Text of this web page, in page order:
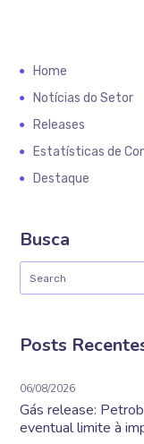
Home
Notícias do Setor
Releases
Estatísticas de
Destaque
Busca
Posts
06/08/2026
Gás release:
eventual limite à